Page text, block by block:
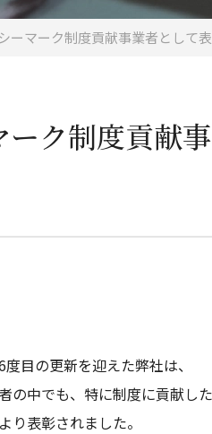
ーマーク制度貢献事業者として
ーク制度貢献
目の更新を迎えた弊社は、
の中でも、特に制度に貢献した
り表彰されました。